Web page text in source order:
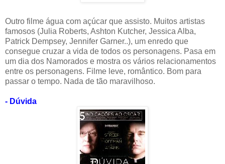
Outro filme água com açúcar que assisto. Muitos artistas
famosos (Julia Roberts, Ashton Kutcher, Jessica Alba,
Patrick Dempsey, Jennifer Garner..), um enredo que
consegue cruzar a vida de todos os personagens. Pasa em
um dia dos Namorados e mostra os vários relacionamentos
entre os personagens. Filme leve, romântico. Bom para
passar o tempo. Nada de tão maravilhoso.
- Dúvida